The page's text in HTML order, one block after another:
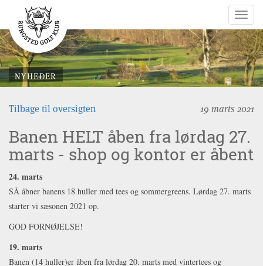
NYHEDER
Tilbage til oversigten 19 marts 2021
Banen HELT åben fra lørdag 27.
marts - shop og kontor er åbent
24. marts
SÅ åbner banens 18 huller med tees og sommergreens. Lørdag 27. marts
starter vi sæsonen 2021 op.
GOD FORNØJELSE!
19. marts
Banen (14 huller)er åben fra lørdag 20. marts med vintertees og